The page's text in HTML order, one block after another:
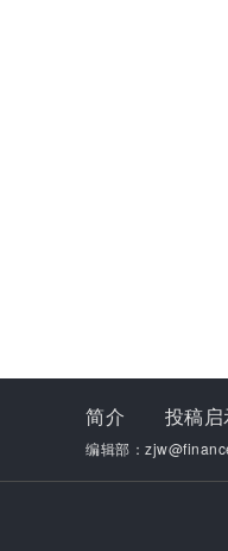
简介 投稿启
编辑部：